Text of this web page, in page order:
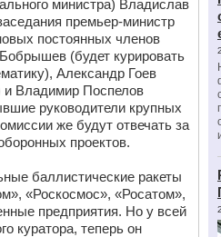
министра) Владислав
премьер-министр
постоянных членов
(будет курировать
Александр Гоев
и Владимир Поспелов
руководители крупных
же будут отвечать за
проектов.
баллистические ракеты
«Роскосмос», «Росатом»,
предприятия. Но у всей
куратора, теперь он